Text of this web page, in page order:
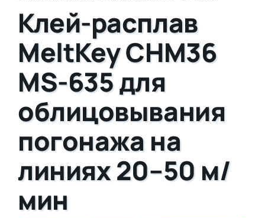
Клей-расплав
MeltKey CHM36
MS-635 для
облицовывания
погонажа на
линиях 20–50 м/
мин